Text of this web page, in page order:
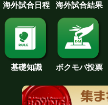
海外試合日程 海外試合結果
基礎知識 ボクモバ投票